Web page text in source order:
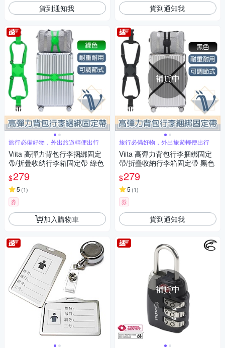
貨到通知我
旅行必備好物，外出旅遊輕便出行
Viita 高彈力背包行李捆綁固定
帶/折疊收納行李箱固定帶 綠色
$279
5 (1)
券
加入購物車
貨到通知我
補貨中
旅行必備好物，外出旅遊輕便出行
Viita 高彈力背包行李捆綁固定
帶/折疊收納行李箱固定帶 黑色
$279
5 (1)
券
貨到通知我
補貨中